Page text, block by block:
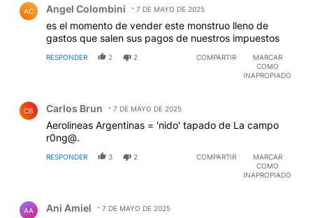
AC Angel Colombini 7 DE MAYO DE 2025
es el momento de vender este monstruo lleno de
gastos que salen sus pagos de nuestros impuestos
RESPONDER 2 2 COMPARTIR
MARCAR
COMO
INAPROPIADO
CB Carlos Brun 7 DE MAYO DE 2025
Aerolineas Argentinas = 'nido' tapado de La campo
r0ng@.
RESPONDER 3 2 COMPARTIR
MARCAR
COMO
INAPROPIADO
AA Ani Amiel 7 DE MAYO DE 2025